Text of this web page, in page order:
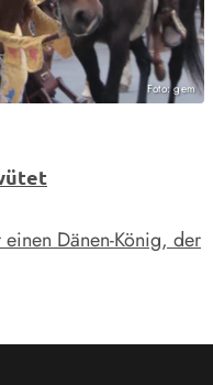
Foto: gem
Dänen-König, der